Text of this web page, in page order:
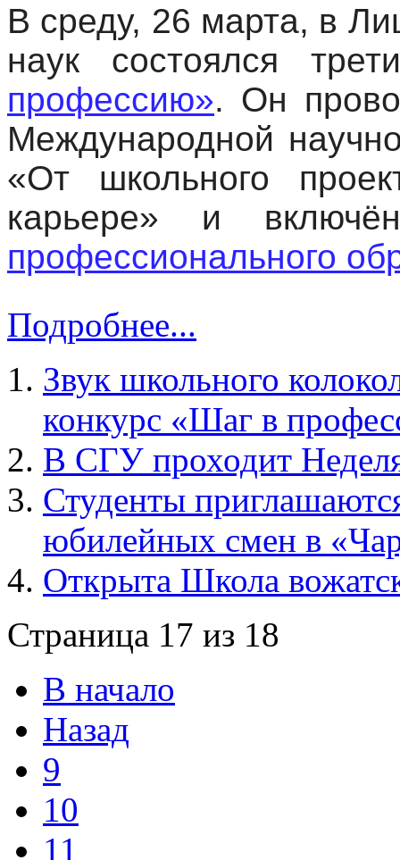
В среду, 26 марта, в
наук состоялся
профессию». Он
Международной
«От школьного
карьере» и
профессионального
Подробнее...
Звук школьного
конкурс «Шаг в
В СГУ проходит
Студенты
юбилейных смен в
Открыта Школа
Страница 17 из 18
В начало
Назад
9
10
11